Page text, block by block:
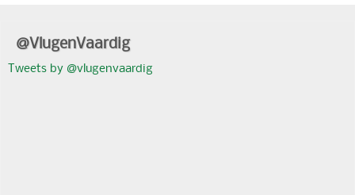
@VlugenVaardig
Tweets by @vlugenvaardig